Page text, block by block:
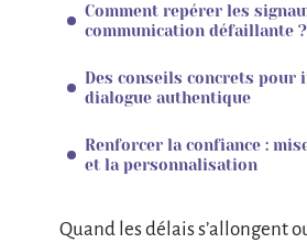
Comment repérer les
communication défaillante ?
Des conseils concrets pour
dialogue authentique
Renforcer la confiance :
et la personnalisation
Quand les délais s’allongent